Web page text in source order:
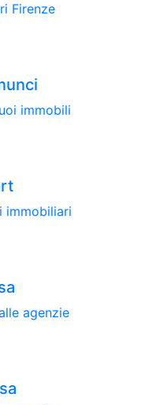
Firenze
immobili
immobiliari
agenzie